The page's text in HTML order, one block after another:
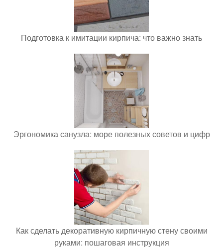
Подготовка к имитации кирпича: что важно знать
Эргономика санузла: море полезных советов и цифр
Как сделать декоративную кирпичную стену своими
руками: пошаговая инструкция